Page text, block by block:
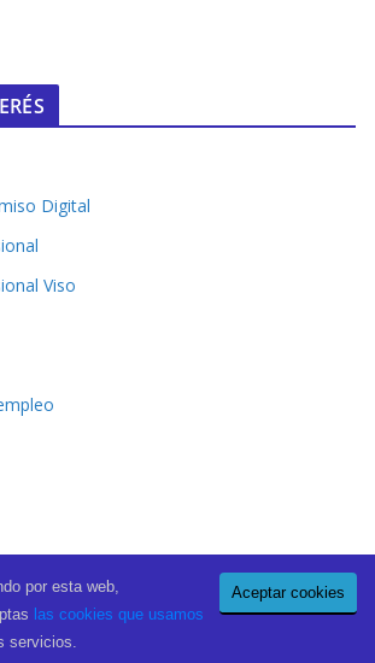
Digital
Viso
Periódico de Mairena
. All rights reserved.
by ThemeGrill. Powered by
Aceptar cookies
por esta web,
las cookies que usamos
servicios.